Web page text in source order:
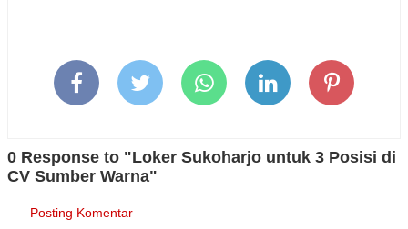
0 Response to "Loker Sukoharjo untuk 3 Posisi di
CV Sumber Warna"
Posting Komentar